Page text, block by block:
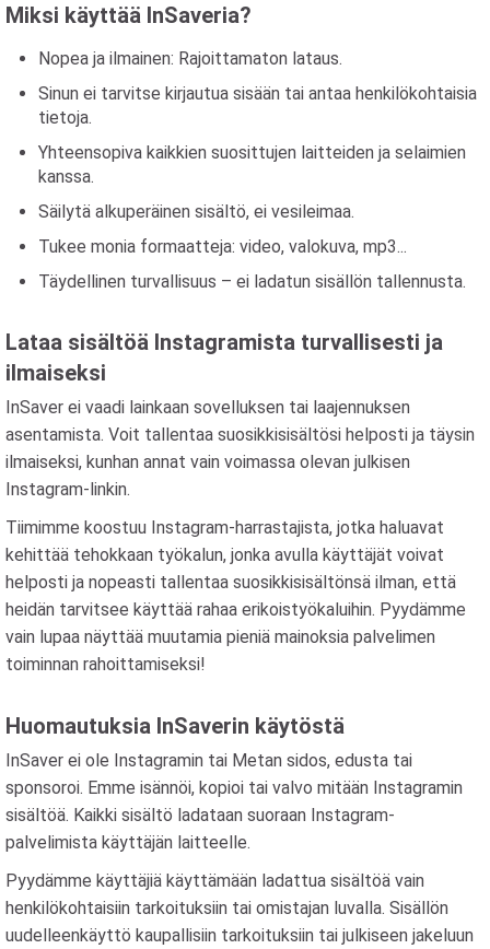
Miksi käyttää InSaveria?
Nopea ja ilmainen: Rajoittamaton lataus.
Sinun ei tarvitse kirjautua sisään tai antaa henkilökohtaisia ​​
tietoja.
Yhteensopiva kaikkien suosittujen laitteiden ja selaimien
kanssa.
Säilytä alkuperäinen sisältö, ei vesileimaa.
Tukee monia formaatteja: video, valokuva, mp3...
Täydellinen turvallisuus – ei ladatun sisällön tallennusta.
Lataa sisältöä Instagramista turvallisesti ja
ilmaiseksi
InSaver ei vaadi lainkaan sovelluksen tai laajennuksen
asentamista. Voit tallentaa suosikkisisältösi helposti ja täysin
ilmaiseksi, kunhan annat vain voimassa olevan julkisen
Instagram-linkin.
Tiimimme koostuu Instagram-harrastajista, jotka haluavat
kehittää tehokkaan työkalun, jonka avulla käyttäjät voivat
helposti ja nopeasti tallentaa suosikkisisältönsä ilman, että
heidän tarvitsee käyttää rahaa erikoistyökaluihin. Pyydämme
vain lupaa näyttää muutamia pieniä mainoksia palvelimen
toiminnan rahoittamiseksi!
Huomautuksia InSaverin käytöstä
InSaver ei ole Instagramin tai Metan sidos, edusta tai
sponsoroi. Emme isännöi, kopioi tai valvo mitään Instagramin
sisältöä. Kaikki sisältö ladataan suoraan Instagram-
palvelimista käyttäjän laitteelle.
Pyydämme käyttäjiä käyttämään ladattua sisältöä vain
henkilökohtaisiin tarkoituksiin tai omistajan luvalla. Sisällön
uudelleenkäyttö kaupallisiin tarkoituksiin tai julkiseen jakeluun